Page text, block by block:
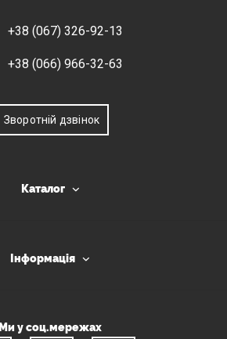
+38 (067) 326-92-13
+38 (066) 966-32-63
Зворотній дзвінок
Каталог
Інформація
Ми у соц.мережах